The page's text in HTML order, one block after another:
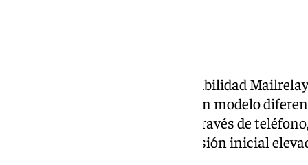
En este contexto ha ganado visibilidad
que propone un modelo
soporte humano en español a través de
necesidad de realizar una inversión inicial